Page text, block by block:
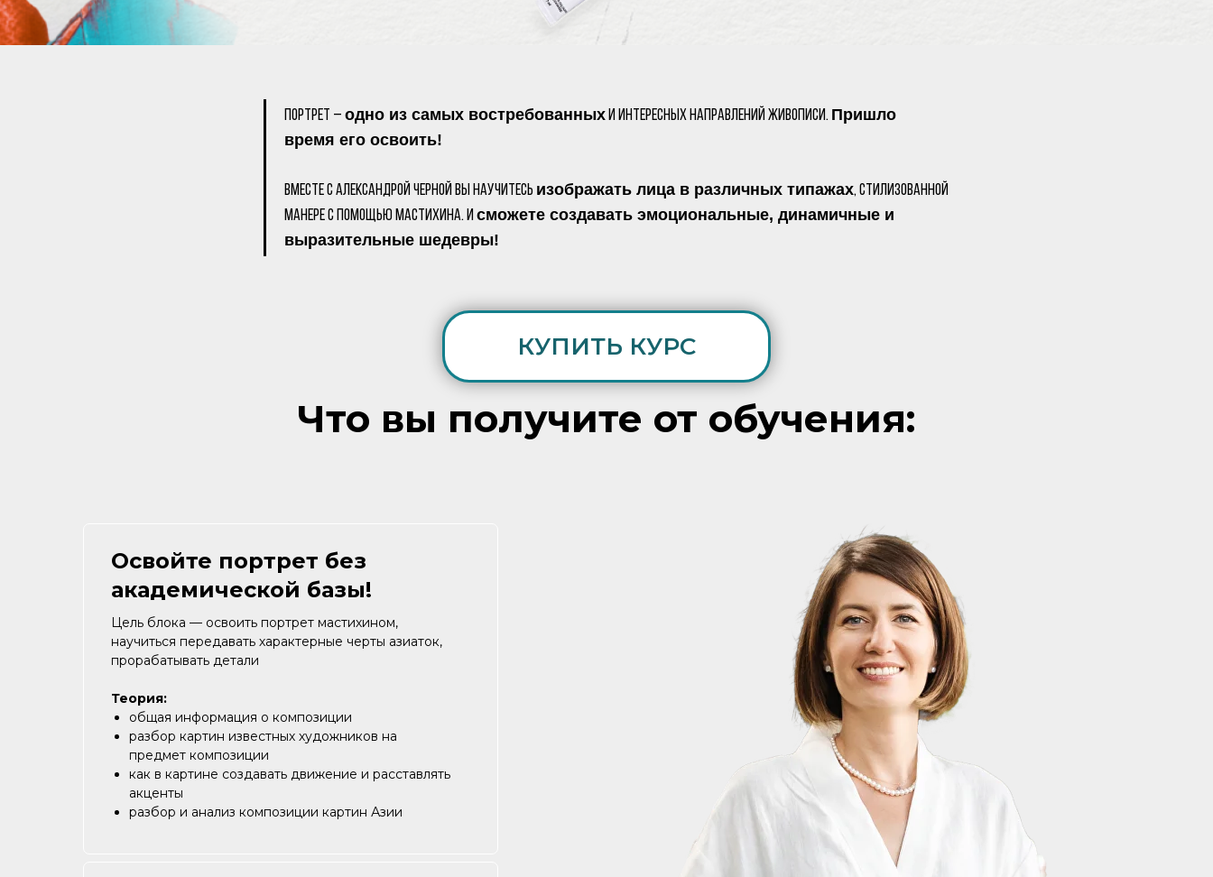
ПОртрет – одно из самых востребованныхи интересных направлений живописи. Пришло
время его освоить!
Вместе с Александрой Черной вы научитесь изображать лица в различных типажах, стилизованной
манере с помощью мастихина. И сможете создавать эмоциональные, динамичные и
выразительные шедевры!
КУПИТЬ КУРС
Что вы получите от обучения:
Освойте портрет без
академической базы!
Цель блока — освоить портрет мастихином,
научиться передавать характерные черты азиаток,
прорабатывать детали
Теория:
общая информация о композиции
разбор картин известных художников на
предмет композиции
как в картине создавать движение и расставлять
акценты
разбор и анализ композиции картин Азии